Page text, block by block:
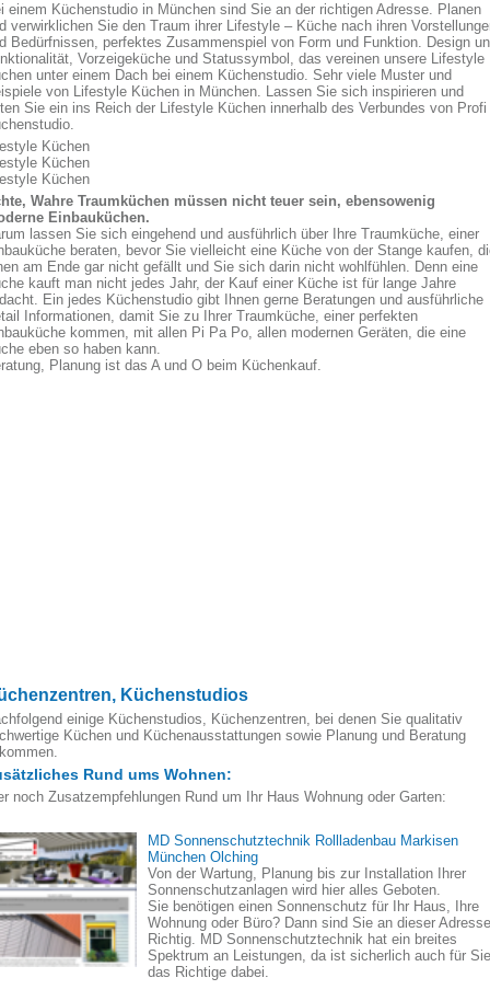
einem Küchenstudio in München sind Sie an der richtigen Adresse. Planen
verwirklichen Sie den Traum ihrer Lifestyle – Küche nach ihren
Bedürfnissen, perfektes Zusammenspiel von Form und Funktion. Design
Vorzeigeküche und Statussymbol, das vereinen unsere Lifestyle
unter einem Dach bei einem Küchenstudio. Sehr viele Muster und
von Lifestyle Küchen in München. Lassen Sie sich inspirieren und
Sie ein ins Reich der Lifestyle Küchen innerhalb des Verbundes von Profi
Küchen
Küchen
Küchen
Wahre Traumküchen müssen nicht teuer sein, ebensowenig
Einbauküchen.
lassen Sie sich eingehend und ausführlich über Ihre Traumküche, einer
beraten, bevor Sie vielleicht eine Küche von der Stange kaufen,
am Ende gar nicht gefällt und Sie sich darin nicht wohlfühlen. Denn eine
kauft man nicht jedes Jahr, der Kauf einer Küche ist für lange Jahre
Ein jedes Küchenstudio gibt Ihnen gerne Beratungen und ausführliche
Informationen, damit Sie zu Ihrer Traumküche, einer perfekten
kommen, mit allen Pi Pa Po, allen modernen Geräten, die eine
eben so haben kann.
Planung ist das A und O beim Küchenkauf.
Küchenstudios
einige Küchenstudios, Küchenzentren, bei denen Sie qualitativ
Küchen und Küchenausstattungen sowie Planung und Beratung
Rund ums Wohnen:
noch Zusatzempfehlungen Rund um Ihr Haus Wohnung oder Garten:
MD Sonnenschutztechnik Rollladenbau Markisen
München Olching
Von der Wartung, Planung bis zur Installation Ihrer
Sonnenschutzanlagen wird hier alles Geboten.
Sie benötigen einen Sonnenschutz für Ihr Haus, Ihre
Wohnung oder Büro? Dann sind Sie an dieser Adresse
Richtig. MD Sonnenschutztechnik hat ein breites
Spektrum an Leistungen, da ist sicherlich auch für Sie
das Richtige dabei.